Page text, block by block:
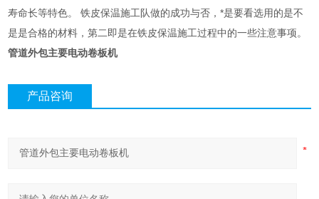
寿命长等特色。 铁皮保温施工队做的成功与否，*是要看选用的是不
是是合格的材料，第二即是在铁皮保温施工过程中的一些注意事项。
管道外包主要电动卷板机
产品咨询